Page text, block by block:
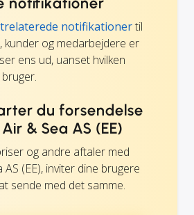
notifikationertil
kunder og medarbejdere er
ens ud, uanset hvilken
du forsendelse
& Sea AS (EE)
og andre aftaler med
AS (EE), inviter dine brugere
sende med det samme.